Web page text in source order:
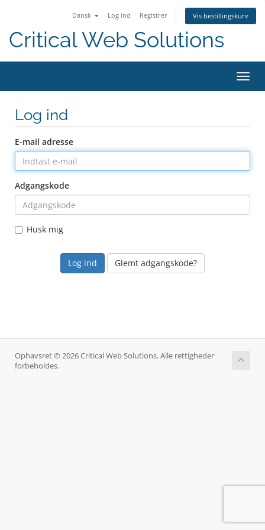
Dansk Log ind Registrer Vis bestillingskurv
Critical Web Solutions
Skift
Log ind
E-mail adresse
Adgangskode
Husk mig
Glemt adgangskode?
Ophavsret © 2026 Critical Web Solutions. Alle rettigheder
forbeholdes.